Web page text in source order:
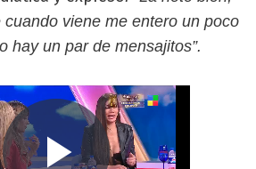
viene me entero un poco
hay un par de mensajitos”.